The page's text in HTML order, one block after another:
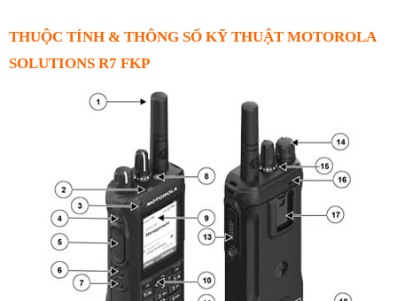
THUỘC TÍNH & THÔNG SỐ KỸ THUẬT MOTOROLA
SOLUTIONS R7 FKP